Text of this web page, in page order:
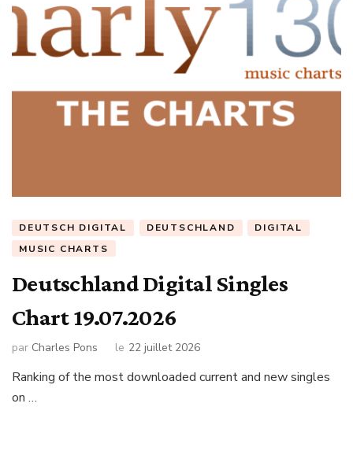
DEUTSCH DIGITAL DEUTSCHLAND
DIGITAL
MUSIC CHARTS
Deutschland Digital Singles
Chart 19.07.2026
par Charles Pons le 22 juillet 2026
Ranking of the most downloaded current and new singles
on …